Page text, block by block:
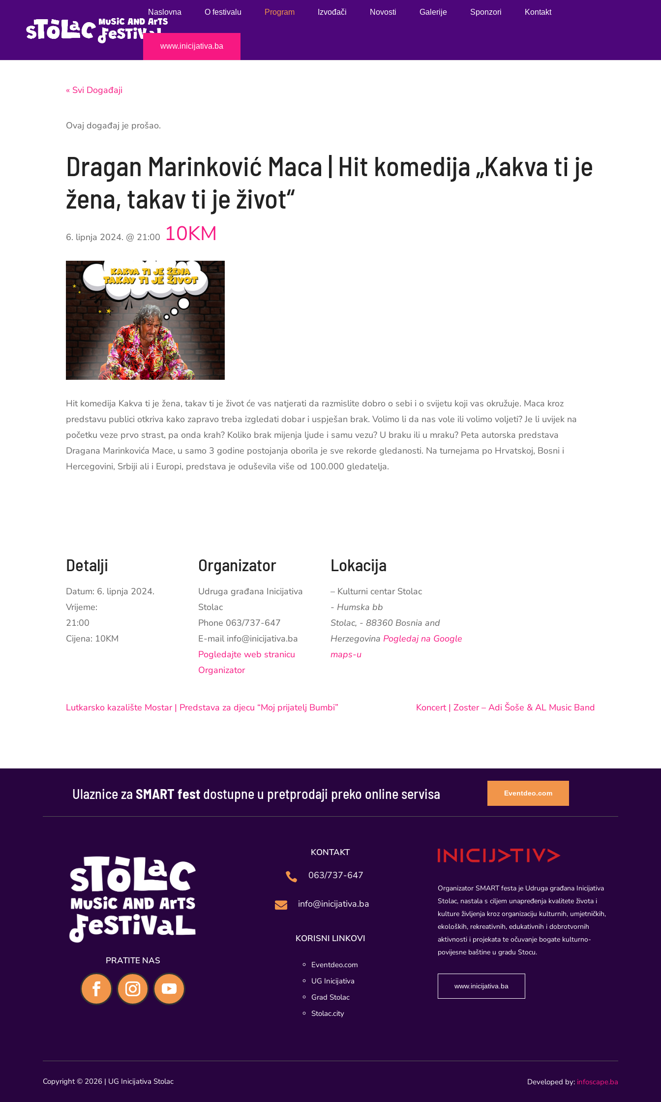
Naslovna O festivalu Program Izvođači Novosti Galerije Sponzori Kontakt
www.inicijativa.ba
« Svi Događaji
Ovaj događaj je prošao.
Dragan Marinković Maca | Hit komedija „Kakva ti je
žena, takav ti je život“
6. lipnja 2024. @ 21:00 10KM
Hit komedija Kakva ti je žena, takav ti je život će vas natjerati da razmislite dobro o sebi i o svijetu koji vas okružuje. Maca kroz
predstavu publici otkriva kako zapravo treba izgledati dobar i uspješan brak. Volimo li da nas vole ili volimo voljeti? Je li uvijek na
početku veze prvo strast, pa onda krah? Koliko brak mijenja ljude i samu vezu? U braku ili u mraku? Peta autorska predstava
Dragana Marinkovića Mace, u samo 3 godine postojanja oborila je sve rekorde gledanosti. Na turnejama po Hrvatskoj, Bosni i
Hercegovini, Srbiji ali i Europi, predstava je oduševila više od 100.000 gledatelja.
Detalji
Datum: 6. lipnja 2024.
Vrijeme:
21:00
Cijena: 10KM
Organizator
Udruga građana Inicijativa
Stolac
Phone 063/737-647
E-mail info@inicijativa.ba
Pogledajte web stranicu
Organizator
Lokacija
– Kulturni centar Stolac
- Humska bb
Stolac, - 88360 Bosnia and
Herzegovina Pogledaj na Google
maps-u
Lutkarsko kazalište Mostar | Predstava za djecu “Moj prijatelj Bumbi” Koncert | Zoster – Adi Šoše & AL Music Band
Ulaznice za SMART fest dostupne u pretprodaji preko online servisa Eventdeo.com
PRATITE NAS
KONTAKT
 063/737-647
 info@inicijativa.ba
KORISNI LINKOVI
Eventdeo.com
UG Inicijativa
Grad Stolac
Stolac.city
Organizator SMART festa je Udruga građana Inicijativa
Stolac, nastala s ciljem unapređenja kvalitete života i
kulture življenja kroz organizaciju kulturnih, umjetničkih,
ekoloških, rekreativnih, edukativnih i dobrotvornih
aktivnosti i projekata te očuvanje bogate kulturno-
povijesne baštine u gradu Stocu.
www.inicijativa.ba
Copyright © 2026 | UG Inicijativa Stolac Developed by: infoscape.ba